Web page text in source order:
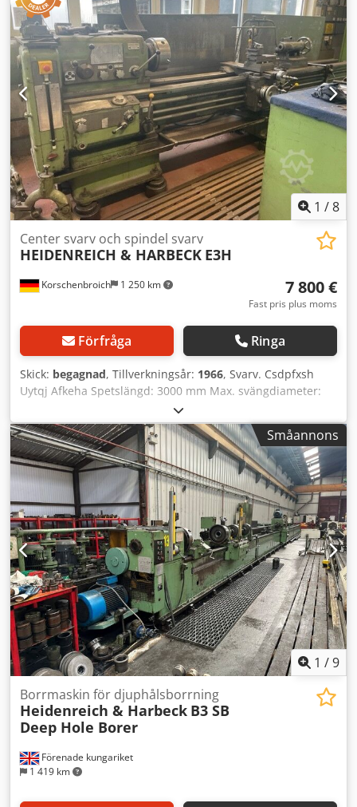
1,25 x 1,40 m Tillbehör: 3-backig chuck 250 mmø, 4-
positions verktygshållarhuvud, fast lunett
1 /8
Korschenbroich 1 250 km
Center svarv och spindel svarv
HEIDENREICH & HARBECK E3H
7 800 €
Fast pris plus moms
Förfråga Ringa
Skick: begagnad, Tillverkningsår: 1966, Svarv. Csdpfxsh
Uytqj Afkeha Spetslängd: 3000 mm Max. svängdiameter:
660 mm Multifix: ja Spindelstöd: 2 stycken Maskinens vikt:
ca 5 t Längd: 5,80 m Bredd: 2 m Höjd: 1600 mm Spetshöjd:
ca 290 mm Sväng över support: 370 mm Arbetsstyckevikter
upp till ca 1,6 t möjliga mellan spetsarna +++++ Observera
att maskinen är demonterad och lastklar. Av denna
anledning är visning under ström eller inspelning av en
video inte möjligt. Dessutom innehåller vår annons de
mest representativa bilderna av bästa möjliga kvalitet. Det
är tyvärr inte möjligt att skicka fler bilder. +++++
Småannons
1 /9
Förenade kungariket
1 419 km
Borrmaskin för djuphålsborrning
Heidenreich & Harbeck B3 SB
Deep Hole Borer